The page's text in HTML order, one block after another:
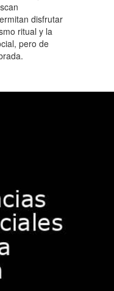
disfrutar
ritual y la
pero de